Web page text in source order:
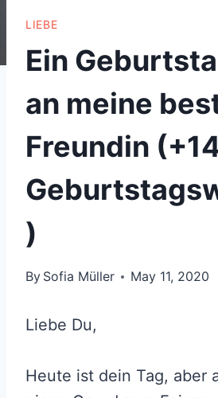
LIEBE
Ein
an meine
Freundin
)
By Sofia Müller May 11, 2020
Liebe Du,
Heute ist dein Tag, aber